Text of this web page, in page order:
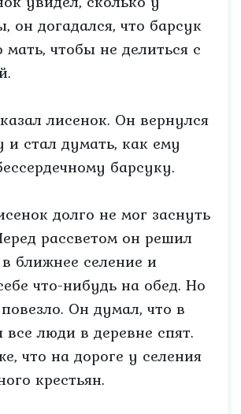
он догадался, что барсук
мать, чтобы не делиться с
лисенок. Он вернулся
и стал думать, как ему
барсуку.
долго не мог заснуть
рассветом он решил
ближнее селение и
что-нибудь на обед. Но
Он думал, что в
все люди в деревне спят.
что на дороге у селения
крестьян.